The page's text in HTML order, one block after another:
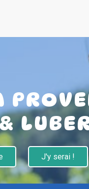
J'y serai !